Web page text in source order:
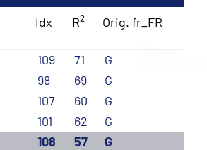
Idx
R2 Orig. fr_FR
109 71
G
98 69
G
107 60
G
101 62
G
108 57 G